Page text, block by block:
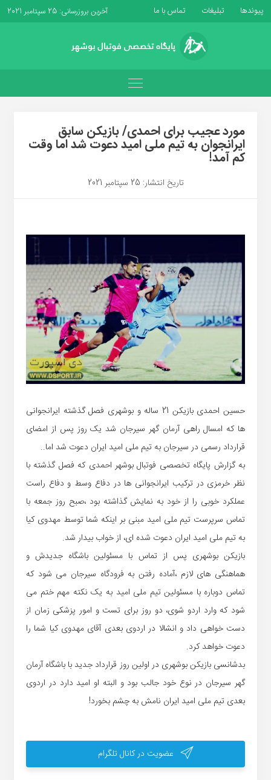
پیوندها تبلیغات تماس با ما آخرین بروزرسانی: 25 سپتامبر 2021
مورد عجیب برای احمدی/ بازیکن سابق
ایرانجوان به تیم ملی امید دعوت شد اما وقت
کم آمد!
تاریخ انتشار: 25 سپتامبر 2021
حسین احمدی بازیکن 21 ساله و بوشهری فصل گذشته ایرانجوانی
ها که امسال راهی آرمان گهر سیرجان شد یک روز پس از امضای
قرارداد رسمی در سیرجان به تیم ملی امید ایران دعوت شد اما..
به گزارش پایگاه تخصصی فوتبال بوشهر احمدی که فصل گذشته با
نظر خرمزی در ترکیب ایرانجوانی ها در دفاع وسط و دفاع راست
عملکرد خوبی را از خود به نمایش گذاشته بود ،صبح روز جمعه با
تماس سرپرست تیم ملی امید مبنی بر اینکه شما توسط مهدوی کیا
به تیم ملی امید ایران دعوت شده ای، از خواب بیدار شد.
بازیکن بوشهری پس از تماس با مسئولین باشگاه جدیدش و
هماهنگی های لازم ،آماده رفتن به فرودگاه سیرجان می شود که
تماس دوباره با مسئولین تیم ملی امید به یک نکته مهم ختم می
شود که وارد اردو شوی، دو روز برای تست و امور پزشکی زمان از
دست خواهی داد و انشالا در اردوی بعدی آقای مهدوی کیا شما را
دعوت خواهد کرد.
بدشانسی بازیکن بوشهری در اولین روز قرارداد جدید با باشگاه آرمان
گهر سیرجان در نوع خود جالب بود و البته او امید دارد در اردوی
بعدی تیم ملی امید ایران نامش به چشم بخورد!
عضویت در کانال تلگرام